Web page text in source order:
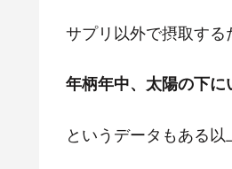
サプリ以外で摂取す
年柄年中、太陽の下
というデータもある